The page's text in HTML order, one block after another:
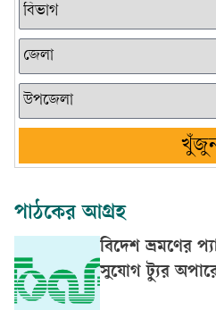
পাঠকের আগ্রহ
বিদেশ ভ্রমণের
সুযোগ ট্যুর